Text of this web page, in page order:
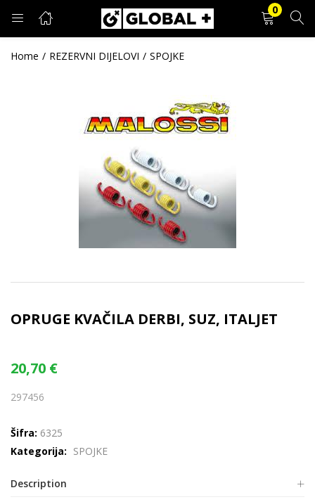
0
PRIJAVA REGISTRACIJA
Unesite svoje korisničko ime i lozinku.
Prijava
Home REZERVNI DIJELOVI SPOJKE
OPRUGE KVAČILA DERBI, SUZ, ITALJET
20,70 €
297456
Šifra: 6325
Kategorija: SPOJKE
Description